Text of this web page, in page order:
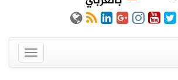
عرض
القائمة